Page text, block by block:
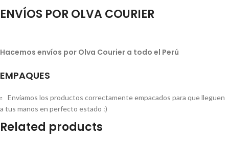
ENVÍOS POR OLVA COURIER
Hacemos envíos por Olva Courier a todo el Perú
EMPAQUES
Enviamos los productos correctamente empacados para que lleguen
a tus manos en perfecto estado :)
Related products